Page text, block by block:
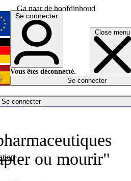
Ga naar de hoofdinhoud
Close menu
Se connecter
English
Deutsch
Español
Se connecter
Vous êtes déconnecté.
Se connecter
ou mourir"